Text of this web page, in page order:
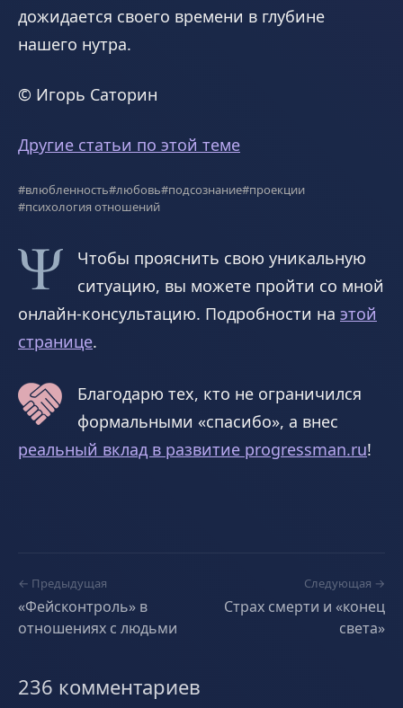
дожидается своего времени в глубине
нашего нутра.
© Игорь Саторин
Другие статьи по этой теме
#влюбленность#любовь#подсознание#проекции
#психология отношений
Чтобы прояснить свою уникальную
ситуацию, вы можете пройти со мной
онлайн-консультацию. Подробности на этой
странице.
Благодарю тех, кто не ограничился
формальными «спасибо», а внес
реальный вклад в развитие progressman.ru!
← Предыдущая
«Фейсконтроль» в
отношениях с людьми
Следующая →
Страх смерти и «конец
света»
236 комментариев